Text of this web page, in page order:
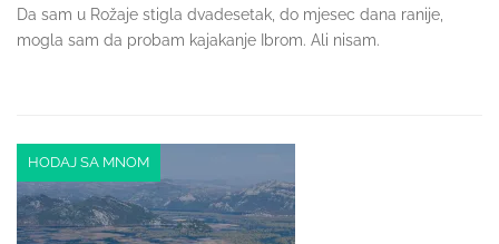
Da sam u Rožaje stigla dvadesetak, do mjesec dana ranije,
mogla sam da probam kajakanje Ibrom. Ali nisam.
HODAJ SA MNOM